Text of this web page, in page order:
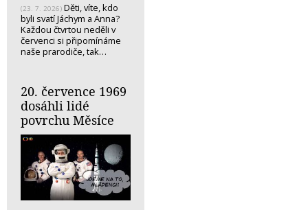
(23. 7. 2026) Děti, víte, kdo
byli svatí Jáchym a Anna?
Každou čtvrtou neděli v
červenci si připomínáme
naše prarodiče, tak…
20. července 1969
dosáhli lidé
povrchu Měsíce